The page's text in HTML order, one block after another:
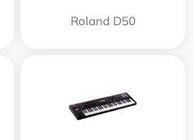
Roland D50